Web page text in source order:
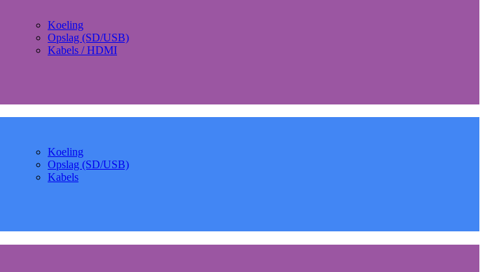
Koeling
Opslag (SD/USB)
Kabels / HDMI
Koeling
Opslag (SD/USB)
Kabels